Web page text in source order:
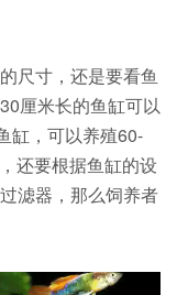
尺寸，还是要看鱼
厘米长的鱼缸可以
缸，可以养殖60-
还要根据鱼缸的设
滤器，那么饲养者